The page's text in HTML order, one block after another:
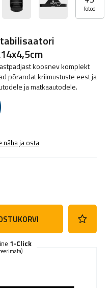
fotod
koosnev komplekt
põrandat kriimustuste eest ja
ja matkaautodele.
näha ja osta
1-Click